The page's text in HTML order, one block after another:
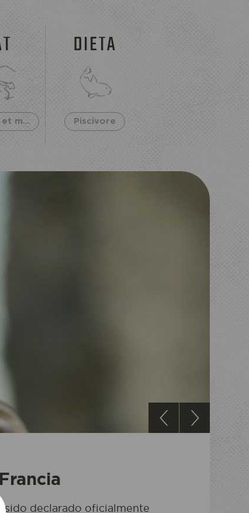
DIETA
Piscivore
sido declarado oficialmente